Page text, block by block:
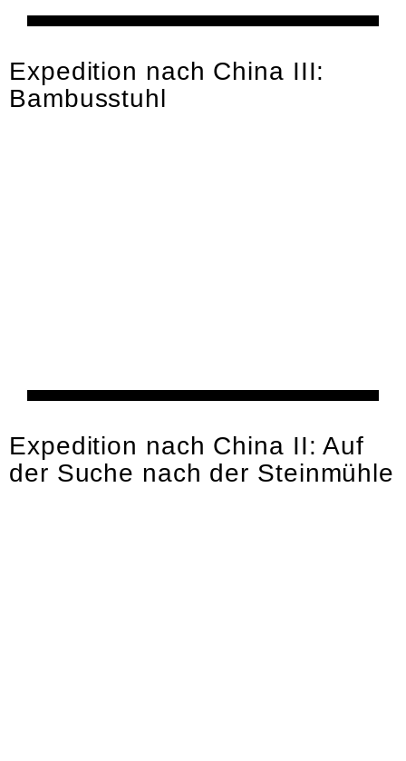
Expedition nach China III:
Bambusstuhl
Expedition nach China II: Auf
der Suche nach der Steinmühle